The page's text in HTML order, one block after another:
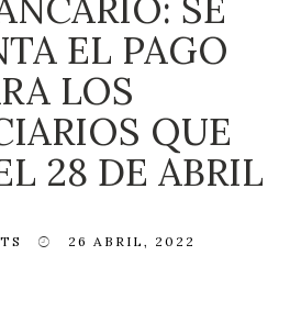
EL PAGO
LOS
QUE
28 DE ABRIL
26 ABRIL, 2022